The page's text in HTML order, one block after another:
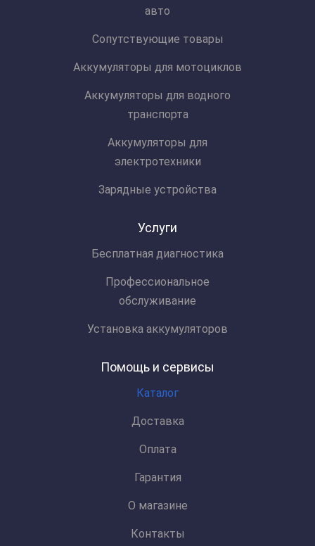
авто
Сопутствующие товары
Аккумуляторы для мотоциклов
Аккумуляторы для водного
транспорта
Аккумуляторы для
электротехники
Зарядные устройства
Услуги
Бесплатная диагностика
Профессиональное
обслуживание
Установка аккумуляторов
Помощь и сервисы
Каталог
Доставка
Оплата
Гарантия
О магазине
Контакты